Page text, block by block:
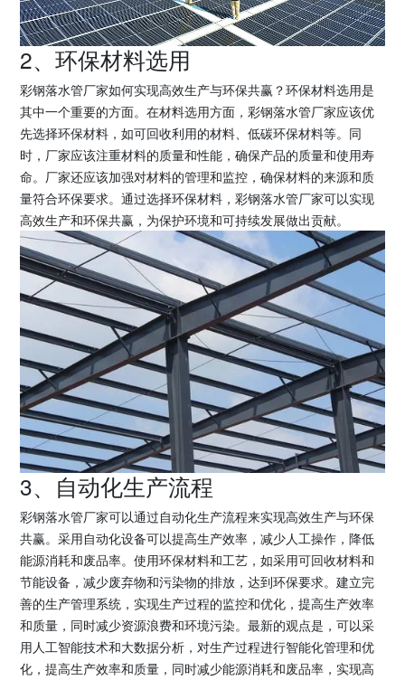
2、环保材料选用
彩钢落水管厂家如何实现高效生产与环保共赢？环保材料选用是
其中一个重要的方面。在材料选用方面，彩钢落水管厂家应该优
先选择环保材料，如可回收利用的材料、低碳环保材料等。同
时，厂家应该注重材料的质量和性能，确保产品的质量和使用寿
命。厂家还应该加强对材料的管理和监控，确保材料的来源和质
量符合环保要求。通过选择环保材料，彩钢落水管厂家可以实现
高效生产和环保共赢，为保护环境和可持续发展做出贡献。
3、自动化生产流程
彩钢落水管厂家可以通过自动化生产流程来实现高效生产与环保
共赢。采用自动化设备可以提高生产效率，减少人工操作，降低
能源消耗和废品率。使用环保材料和工艺，如采用可回收材料和
节能设备，减少废弃物和污染物的排放，达到环保要求。建立完
善的生产管理系统，实现生产过程的监控和优化，提高生产效率
和质量，同时减少资源浪费和环境污染。最新的观点是，可以采
用人工智能技术和大数据分析，对生产过程进行智能化管理和优
化，提高生产效率和质量，同时减少能源消耗和废品率，实现高